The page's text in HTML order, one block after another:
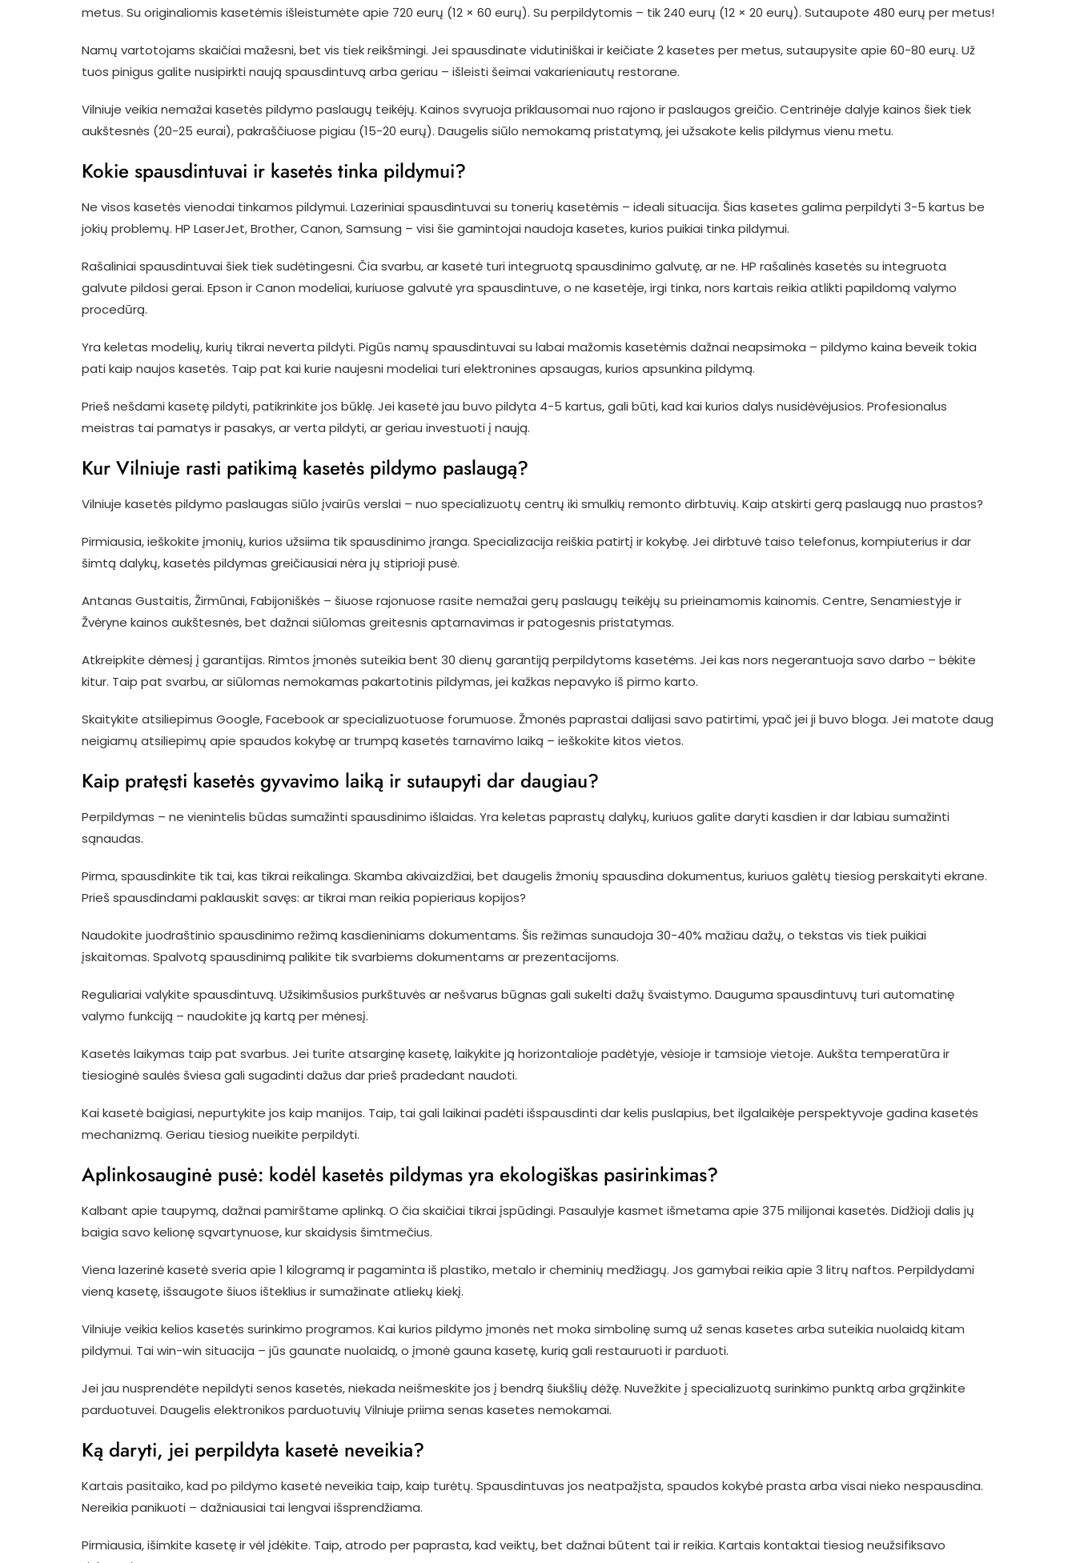
metus. Su originaliomis kasetėmis išleistumėte apie 720 eurų (12 × 60 eurų). Su perpildytomis – tik 240 eurų (12 × 20 eurų). Sutaupote 480 eurų per metus!
Namų vartotojams skaičiai mažesni, bet vis tiek reikšmingi. Jei spausdinate vidutiniškai ir keičiate 2 kasetes per metus, sutaupysite apie 60-80 eurų. Už
tuos pinigus galite nusipirkti naują spausdintuvą arba geriau – išleisti šeimai vakarieniautų restorane.
Vilniuje veikia nemažai kasetės pildymo paslaugų teikėjų. Kainos svyruoja priklausomai nuo rajono ir paslaugos greičio. Centrinėje dalyje kainos šiek tiek
aukštesnės (20-25 eurai), pakraščiuose pigiau (15-20 eurų). Daugelis siūlo nemokamą pristatymą, jei užsakote kelis pildymus vienu metu.
Kokie spausdintuvai ir kasetės tinka pildymui?
Ne visos kasetės vienodai tinkamos pildymui. Lazeriniai spausdintuvai su tonerių kasetėmis – ideali situacija. Šias kasetes galima perpildyti 3-5 kartus be
jokių problemų. HP LaserJet, Brother, Canon, Samsung – visi šie gamintojai naudoja kasetes, kurios puikiai tinka pildymui.
Rašaliniai spausdintuvai šiek tiek sudėtingesni. Čia svarbu, ar kasetė turi integruotą spausdinimo galvutę, ar ne. HP rašalinės kasetės su integruota
galvute pildosi gerai. Epson ir Canon modeliai, kuriuose galvutė yra spausdintuve, o ne kasetėje, irgi tinka, nors kartais reikia atlikti papildomą valymo
procedūrą.
Yra keletas modelių, kurių tikrai neverta pildyti. Pigūs namų spausdintuvai su labai mažomis kasetėmis dažnai neapsimoka – pildymo kaina beveik tokia
pati kaip naujos kasetės. Taip pat kai kurie naujesni modeliai turi elektronines apsaugas, kurios apsunkina pildymą.
Prieš nešdami kasetę pildyti, patikrinkite jos būklę. Jei kasetė jau buvo pildyta 4-5 kartus, gali būti, kad kai kurios dalys nusidėvėjusios. Profesionalus
meistras tai pamatys ir pasakys, ar verta pildyti, ar geriau investuoti į naują.
Kur Vilniuje rasti patikimą kasetės pildymo paslaugą?
Vilniuje kasetės pildymo paslaugas siūlo įvairūs verslai – nuo specializuotų centrų iki smulkių remonto dirbtuvių. Kaip atskirti gerą paslaugą nuo prastos?
Pirmiausia, ieškokite įmonių, kurios užsiima tik spausdinimo įranga. Specializacija reiškia patirtį ir kokybę. Jei dirbtuvė taiso telefonus, kompiuterius ir dar
šimtą dalykų, kasetės pildymas greičiausiai nėra jų stiprioji pusė.
Antanas Gustaitis, Žirmūnai, Fabijoniškės – šiuose rajonuose rasite nemažai gerų paslaugų teikėjų su prieinamomis kainomis. Centre, Senamiestyje ir
Žvėryne kainos aukštesnės, bet dažnai siūlomas greitesnis aptarnavimas ir patogesnis pristatymas.
Atkreipkite dėmesį į garantijas. Rimtos įmonės suteikia bent 30 dienų garantiją perpildytoms kasetėms. Jei kas nors negerantuoja savo darbo – bėkite
kitur. Taip pat svarbu, ar siūlomas nemokamas pakartotinis pildymas, jei kažkas nepavyko iš pirmo karto.
Skaitykite atsiliepimus Google, Facebook ar specializuotuose forumuose. Žmonės paprastai dalijasi savo patirtimi, ypač jei ji buvo bloga. Jei matote daug
neigiamų atsiliepimų apie spaudos kokybę ar trumpą kasetės tarnavimo laiką – ieškokite kitos vietos.
Kaip pratęsti kasetės gyvavimo laiką ir sutaupyti dar daugiau?
Perpildymas – ne vienintelis būdas sumažinti spausdinimo išlaidas. Yra keletas paprastų dalykų, kuriuos galite daryti kasdien ir dar labiau sumažinti
sąnaudas.
Pirma, spausdinkite tik tai, kas tikrai reikalinga. Skamba akivaizdžiai, bet daugelis žmonių spausdina dokumentus, kuriuos galėtų tiesiog perskaityti ekrane.
Prieš spausdindami paklauskit savęs: ar tikrai man reikia popieriaus kopijos?
Naudokite juodraštinio spausdinimo režimą kasdieniniams dokumentams. Šis režimas sunaudoja 30-40% mažiau dažų, o tekstas vis tiek puikiai
įskaitomas. Spalvotą spausdinimą palikite tik svarbiems dokumentams ar prezentacijoms.
Reguliariai valykite spausdintuvą. Užsikimšusios purkštuvės ar nešvarus būgnas gali sukelti dažų švaistymo. Dauguma spausdintuvų turi automatinę
valymo funkciją – naudokite ją kartą per mėnesį.
Kasetės laikymas taip pat svarbus. Jei turite atsarginę kasetę, laikykite ją horizontalioje padėtyje, vėsioje ir tamsioje vietoje. Aukšta temperatūra ir
tiesioginė saulės šviesa gali sugadinti dažus dar prieš pradedant naudoti.
Kai kasetė baigiasi, nepurtykite jos kaip manijos. Taip, tai gali laikinai padėti išspausdinti dar kelis puslapius, bet ilgalaikėje perspektyvoje gadina kasetės
mechanizmą. Geriau tiesiog nueikite perpildyti.
Aplinkosauginė pusė: kodėl kasetės pildymas yra ekologiškas pasirinkimas?
Kalbant apie taupymą, dažnai pamirštame aplinką. O čia skaičiai tikrai įspūdingi. Pasaulyje kasmet išmetama apie 375 milijonai kasetės. Didžioji dalis jų
baigia savo kelionę sąvartynuose, kur skaidysis šimtmečius.
Viena lazerinė kasetė sveria apie 1 kilogramą ir pagaminta iš plastiko, metalo ir cheminių medžiagų. Jos gamybai reikia apie 3 litrų naftos. Perpildydami
vieną kasetę, išsaugote šiuos išteklius ir sumažinate atliekų kiekį.
Vilniuje veikia kelios kasetės surinkimo programos. Kai kurios pildymo įmonės net moka simbolinę sumą už senas kasetes arba suteikia nuolaidą kitam
pildymui. Tai win-win situacija – jūs gaunate nuolaidą, o įmonė gauna kasetę, kurią gali restauruoti ir parduoti.
Jei jau nusprendėte nepildyti senos kasetės, niekada neišmeskite jos į bendrą šiukšlių dėžę. Nuvežkite į specializuotą surinkimo punktą arba grąžinkite
parduotuvei. Daugelis elektronikos parduotuvių Vilniuje priima senas kasetes nemokamai.
Ką daryti, jei perpildyta kasetė neveikia?
Kartais pasitaiko, kad po pildymo kasetė neveikia taip, kaip turėtų. Spausdintuvas jos neatpažįsta, spaudos kokybė prasta arba visai nieko nespausdina.
Nereikia panikuoti – dažniausiai tai lengvai išsprendžiama.
Pirmiausia, išimkite kasetę ir vėl įdėkite. Taip, atrodo per paprasta, kad veiktų, bet dažnai būtent tai ir reikia. Kartais kontaktai tiesiog neužsifiksavo